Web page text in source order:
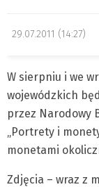
29.07.2011 (14:27)
W sierpniu i we
wojewódzkich
przez Narodowy
„Portrety i
monetami
Zdjęcia – wraz z